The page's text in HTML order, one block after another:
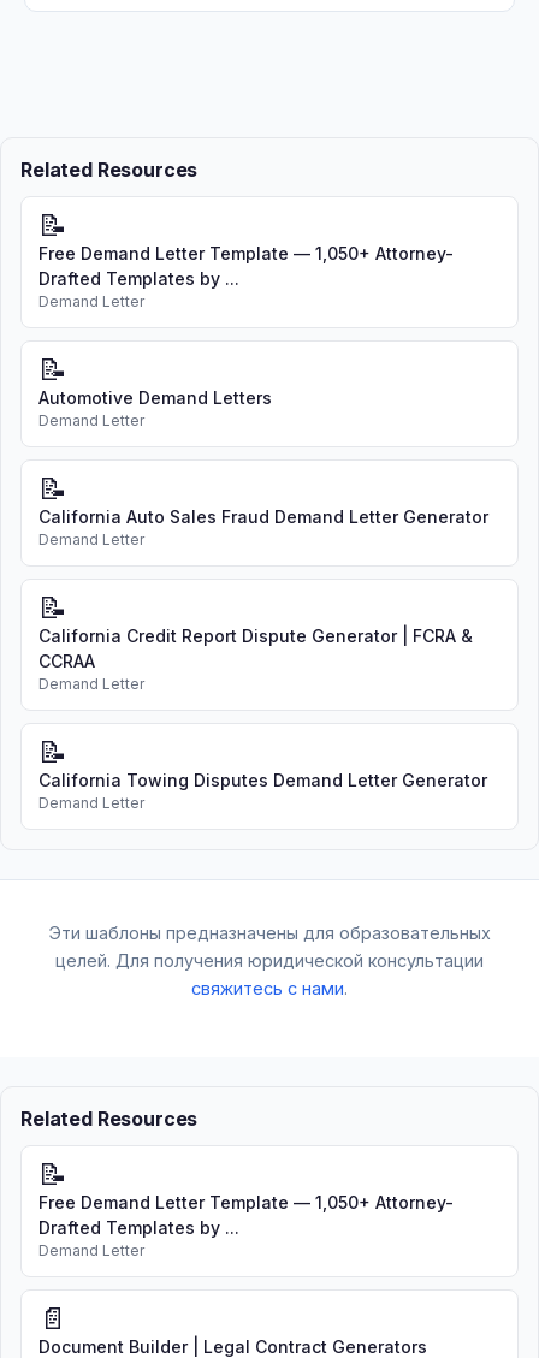
Related Resources
📝
Free Demand Letter Template — 1,050+ Attorney-
Drafted Templates by ...
Demand Letter
📝
Automotive Demand Letters
Demand Letter
📝
California Auto Sales Fraud Demand Letter Generator
Demand Letter
📝
California Credit Report Dispute Generator | FCRA &
CCRAA
Demand Letter
📝
California Towing Disputes Demand Letter Generator
Demand Letter
Эти шаблоны предназначены для образовательных
целей. Для получения юридической консультации
свяжитесь с нами.
Related Resources
📝
Free Demand Letter Template — 1,050+ Attorney-
Drafted Templates by ...
Demand Letter
📄
Document Builder | Legal Contract Generators